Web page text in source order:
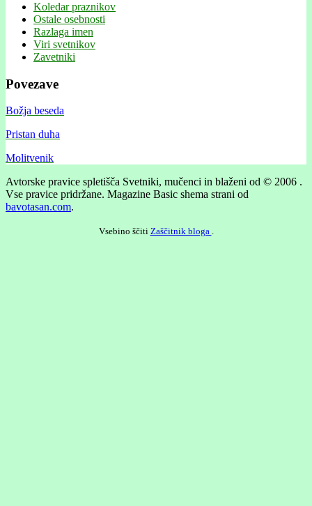
Koledar praznikov
Ostale osebnosti
Razlaga imen
Viri svetnikov
Zavetniki
Povezave
Božja beseda
Pristan duha
Molitvenik
Avtorske pravice spletišča Svetniki, mučenci in blaženi od © 2006 .
Vse pravice pridržane. Magazine Basic shema strani od
bavotasan.com.
Vsebino ščiti Zaščitnik bloga .